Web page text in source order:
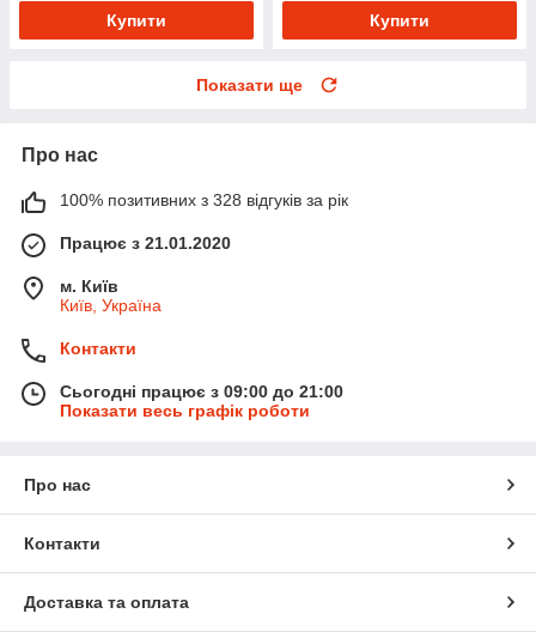
Купити Купити
Показати ще
Про нас
100% позитивних з 328 відгуків за рік
Працює з 21.01.2020
м. Київ
Київ, Україна
Контакти
Сьогодні працює з 09:00 до 21:00
Показати весь графік роботи
Про нас
Контакти
Доставка та оплата